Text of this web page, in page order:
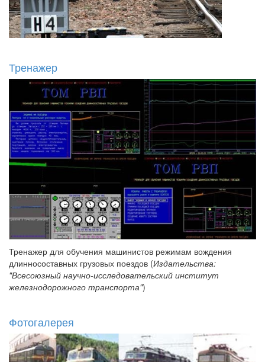
Тренажер
Тренажер для обучения машинистов режимам вождения
длинносоставных грузовых поездов (Издательства:
"Всесоюзный научно-исследовательский институт
железнодорожного транспорта")
Фотогалерея